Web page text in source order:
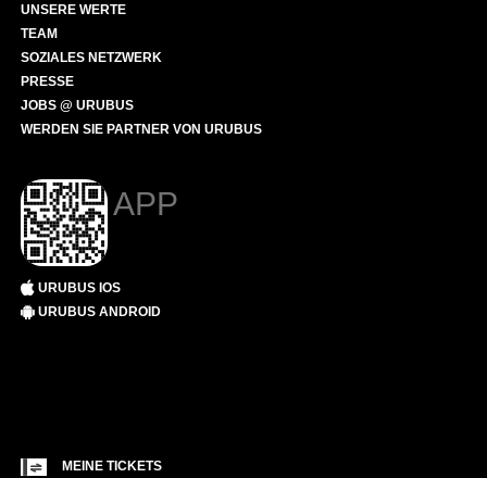
UNSERE WERTE
TEAM
SOZIALES NETZWERK
PRESSE
JOBS @ URUBUS
WERDEN SIE PARTNER VON URUBUS
APP
URUBUS IOS
URUBUS ANDROID
MEINE TICKETS